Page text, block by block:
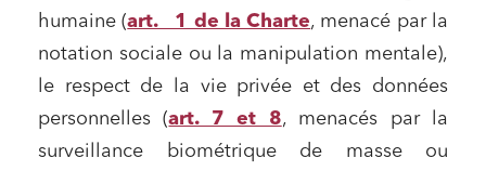
humaine (art. 1 de la Charte, menacé par la
notation sociale ou la manipulation mentale),
le respect de la vie privée et des données
personnelles (art. 7 et 8, menacés par la
surveillance biométrique de masse ou